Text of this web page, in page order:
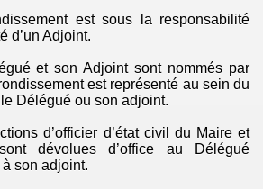
est sous la responsabilité
d’un Adjoint.
et son Adjoint sont nommés par
est représenté au sein du
Délégué ou son adjoint.
d’officier d’état civil du Maire et
dévolues d’office au Délégué
à son adjoint.